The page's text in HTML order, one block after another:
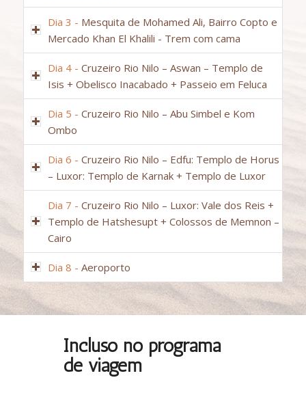
Dia 3 - Mesquita de Mohamed Ali, Bairro Copto e
Mercado Khan El Khalili - Trem com cama
Dia 4 - Cruzeiro Rio Nilo – Aswan – Templo de
Isis + Obelisco Inacabado + Passeio em Feluca
Dia 5 - Cruzeiro Rio Nilo – Abu Simbel e Kom
Ombo
Dia 6 - Cruzeiro Rio Nilo – Edfu: Templo de Horus
– Luxor: Templo de Karnak + Templo de Luxor
Dia 7 - Cruzeiro Rio Nilo – Luxor: Vale dos Reis +
Templo de Hatshesupt + Colossos de Memnon –
Cairo
Dia 8 - Aeroporto
Incluso no programa
de viagem